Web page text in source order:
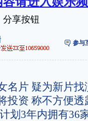
分享按钮
参与
名片 疑为新片找
投资 称不方便透
划3年内拥有36